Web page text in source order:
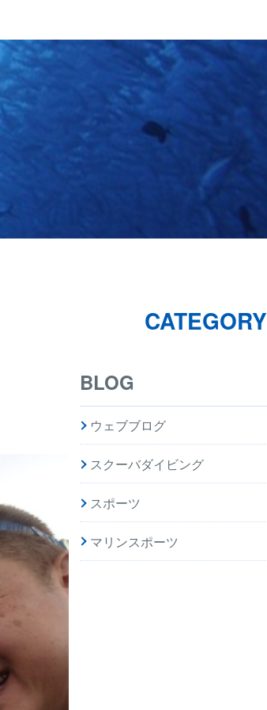
CATEGORY
BLOG
ウェブブログ
スクーバダイビング
スポーツ
マリンスポーツ